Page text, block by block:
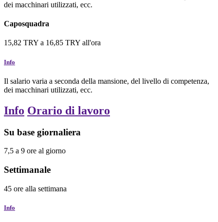
dei macchinari utilizzati, ecc.
Caposquadra
15,82 TRY a 16,85 TRY all'ora
Info
Il salario varia a seconda della mansione, del livello di competenza,
dei macchinari utilizzati, ecc.
Info Orario di lavoro
Su base giornaliera
7,5 a 9 ore al giorno
Settimanale
45 ore alla settimana
Info